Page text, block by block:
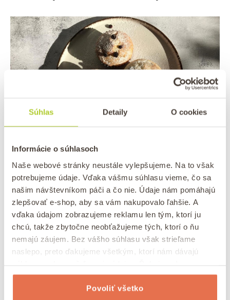
Súhlas Detaily O cookies
Informácie o súhlasoch
Naše webové stránky neustále vylepšujeme. Na to však
potrebujeme údaje. Vďaka vášmu súhlasu vieme, čo sa
našim návštevníkom páči a čo nie. Údaje nám pomáhajú
zlepšovať e-shop, aby sa vám nakupovalo ľahšie. A
vďaka údajom zobrazujeme reklamu len tým, ktorí ju
chcú, takže zbytočne neobťažujeme tých, ktorí o ňu
nemajú záujem. Bez vášho súhlasu však strieľame
naslepo, preto ďakujeme všetkým, ktorí nám dávajú
Povoliť všetko
Najobľúbenejšie tvarohové recepty
Tvaroh je v českej kuchyni úplný poklad a dá sa
využiť na tisíc spôsobov. Čo z neho varíme my, keď
práve nepečieme muffiny?
Najlepšia jahodová bublanina s tvarohom